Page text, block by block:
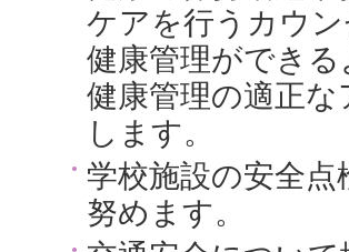
ケアを行うカウ
健康管理ができ
健康管理の適正
します。
学校施設の安全
努めます。